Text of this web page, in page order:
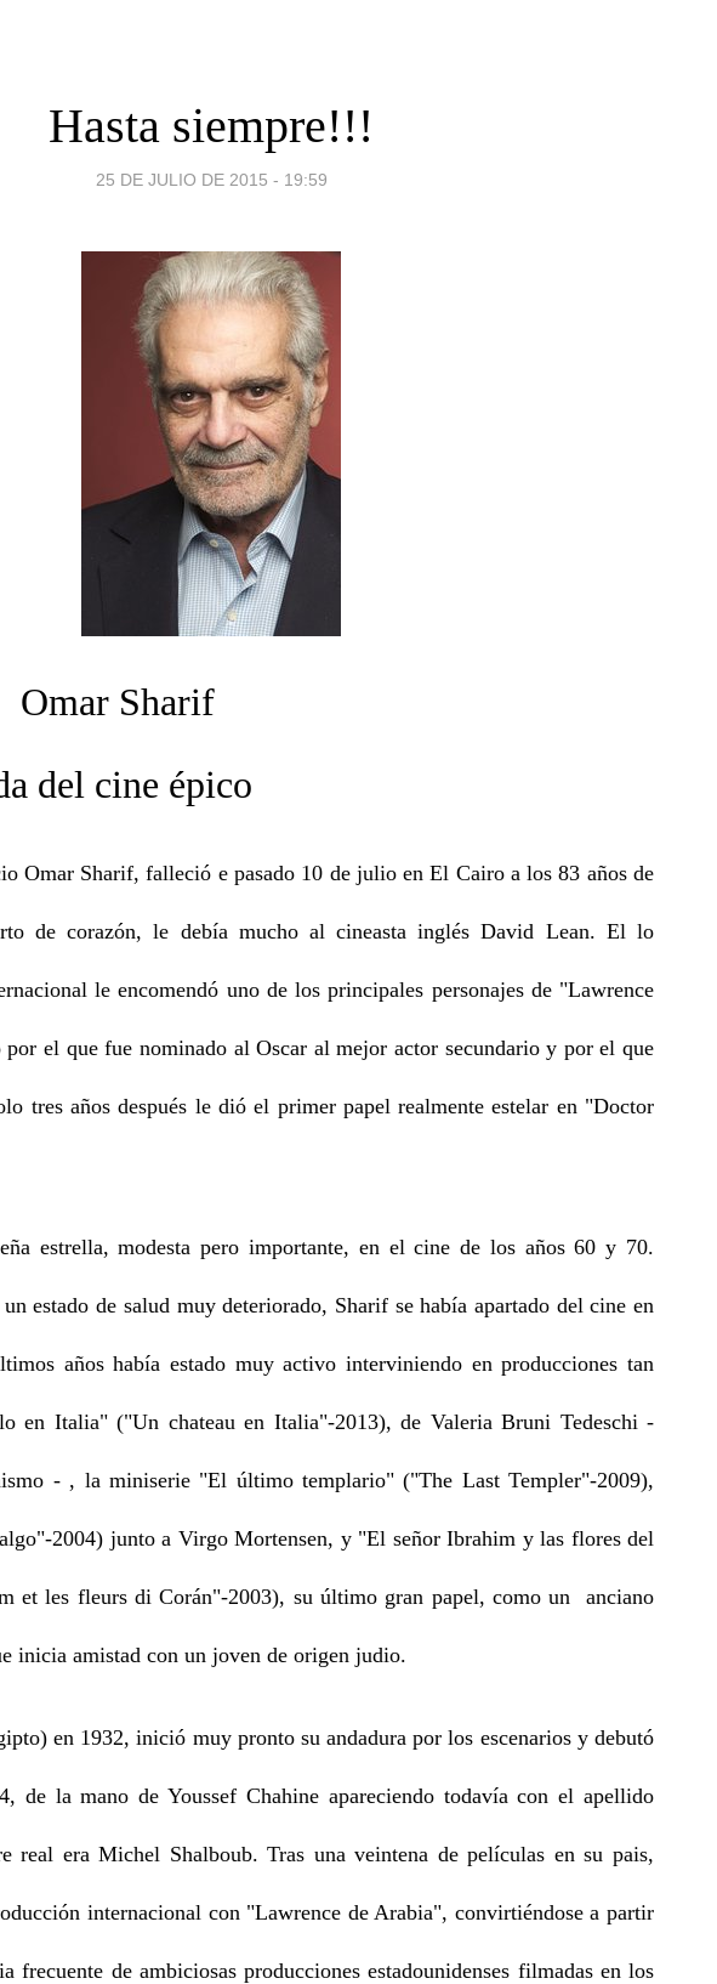
Hasta siempre!!!
25 DE JULIO DE 2015 - 19:59
cine épico
Omar Sharif, falleció e pasado 10 de julio en El Cairo a los 83 años de
de corazón, le debía mucho al cineasta inglés David Lean. El lo
le encomendó uno de los principales personajes de "Lawrence
el que fue nominado al Oscar al mejor actor secundario y por el que
tres años después le dió el primer papel realmente estelar en "Doctor
estrella, modesta pero importante, en el cine de los años 60 y 70.
estado de salud muy deteriorado, Sharif se había apartado del cine en
años había estado muy activo interviniendo en producciones tan
en Italia" ("Un chateau en Italia"-2013), de Valeria Bruni Tedeschi -
- , la miniserie "El último templario" ("The Last Templer"-2009),
2004) junto a Virgo Mortensen, y "El señor Ibrahim y las flores del
et les fleurs di Corán"-2003), su último gran papel, como un anciano
inicia amistad con un joven de origen judio.
en 1932, inició muy pronto su andadura por los escenarios y debutó
de la mano de Youssef Chahine apareciendo todavía con el apellido
real era Michel Shalboub. Tras una veintena de películas en su pais,
internacional con "Lawrence de Arabia", convirtiéndose a partir
frecuente de ambiciosas producciones estadounidenses filmadas en los